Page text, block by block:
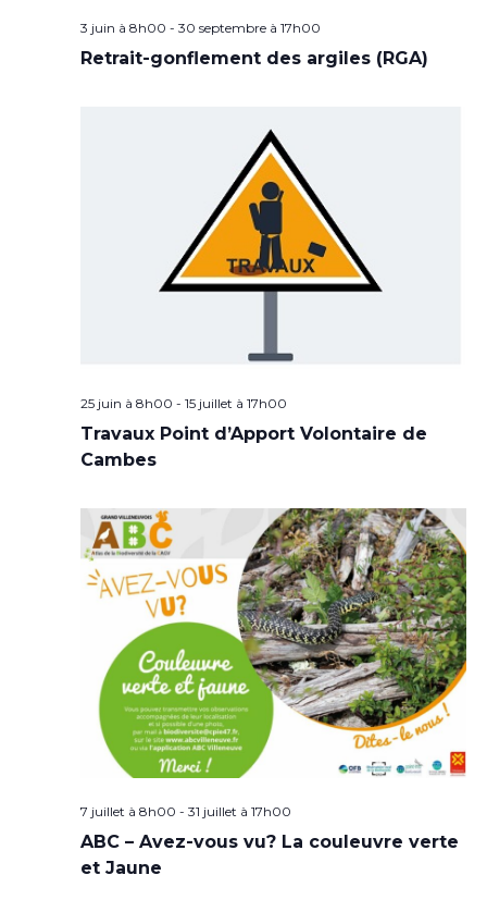
3 juin à 8h00 - 30 septembre à 17h00
Retrait-gonflement des argiles (RGA)
25 juin à 8h00 - 15 juillet à 17h00
Travaux Point d’Apport Volontaire de
Cambes
7 juillet à 8h00 - 31 juillet à 17h00
ABC – Avez-vous vu? La couleuvre verte
et Jaune